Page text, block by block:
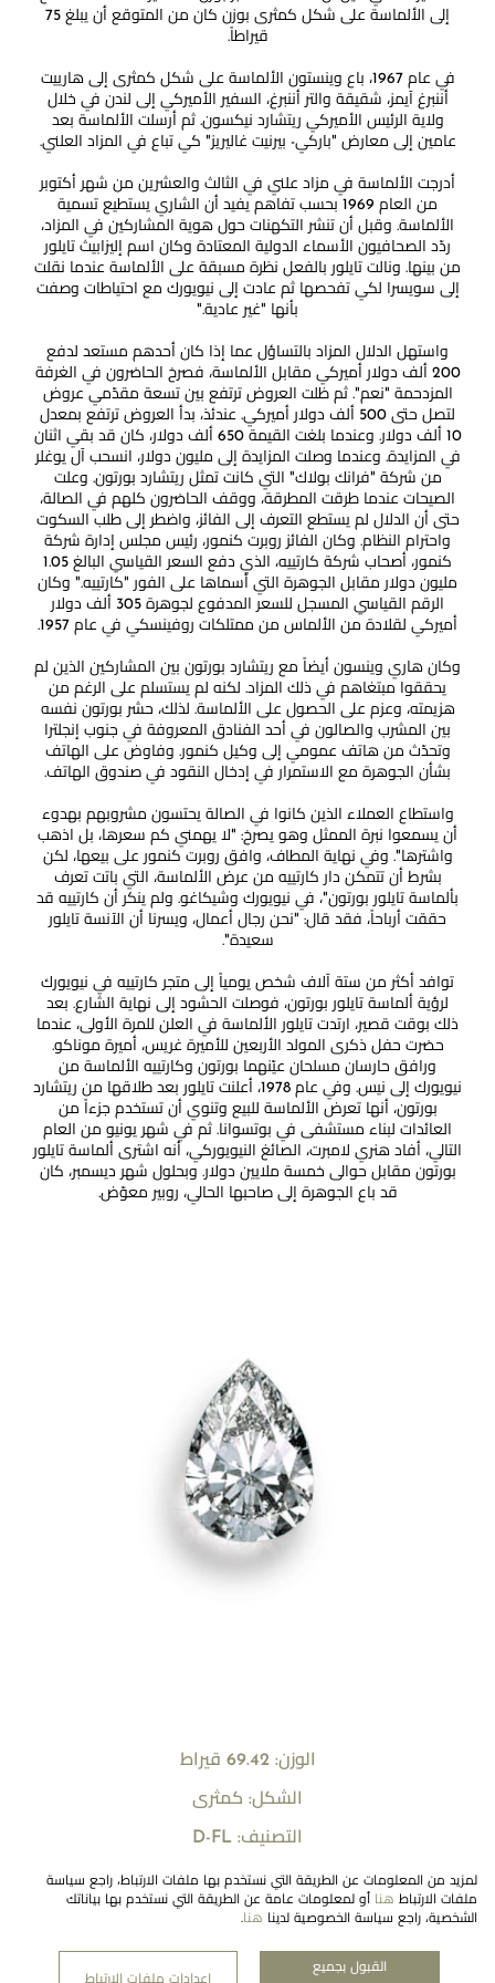
إلى الألماسة على شكل كمثرى بوزن كان من المتوقع أن يبلغ 75
قيراطاً.
في عام 1967، باع وينستون الألماسة على شكل كمثرى إلى هارييت
أننبرغ آيمز، شقيقة والتر أننبرغ، السفير الأميركي إلى لندن في خلال
ولاية الرئيس الأميركي ريتشارد نيكسون. ثم أرسلت الألماسة بعد
عامين إلى معارض "باركي- بيرنيت غاليريز" كي تباع في المزاد العلني.
أدرجت الألماسة في مزاد علني في الثالث والعشرين من شهر أكتوبر
من العام 1969 بحسب تفاهم يفيد أن الشاري يستطيع تسمية
الألماسة. وقبل أن تنشر التكهنات حول هوية المشاركين في المزاد،
ردّد الصحافيون الأسماء الدولية المعتادة وكان اسم إليزابيث تايلور
من بينها. ونالت تايلور بالفعل نظرة مسبقة على الألماسة عندما نقلت
إلى سويسرا لكي تفحصها ثم عادت إلى نيويورك مع احتياطات وصفت
بأنها "غير عادية."
واستهل الدلال المزاد بالتساؤل عما إذا كان أحدهم مستعد لدفع
200 ألف دولار أميركي مقابل الألماسة، فصرخ الحاضرون في الغرفة
المزدحمة "نعم". ثم ظلت العروض ترتفع بين تسعة مقدّمي عروض
لتصل حتى 500 ألف دولار أميركي. عندئذ، بدأ العروض ترتفع بمعدل
10 ألف دولار. وعندما بلغت القيمة 650 ألف دولار، كان قد بقي اثنان
في المزايدة. وعندما وصلت المزايدة إلى مليون دولار، انسحب آل يوغلر
من شركة "فرانك بولاك" التي كانت تمثل ريتشارد بورتون. وعلت
الصيحات عندما طرقت المطرقة، ووقف الحاضرون كلهم في الصالة،
حتى أن الدلال لم يستطع التعرف إلى الفائز، واضطر إلى طلب السكوت
واحترام النظام. وكان الفائز روبرت كنمور، رئيس مجلس إدارة شركة
كنمور، أصحاب شركة كارتييه، الذي دفع السعر القياسي البالغ 1.05
مليون دولار مقابل الجوهرة التي أسماها على الفور "كارتييه." وكان
الرقم القياسي المسجل للسعر المدفوع لجوهرة 305 ألف دولار
أميركي لقلادة من الألماس من ممتلكات روفينسكي في عام 1957.
وكان هاري وينسون أيضاً مع ريتشارد بورتون بين المشاركين الذين لم
يحققوا مبتغاهم في ذلك المزاد. لكنه لم يستسلم على الرغم من
هزيمته، وعزم على الحصول على الألماسة. لذلك، حشر بورتون نفسه
بين المشرب والصالون في أحد الفنادق المعروفة في جنوب إنجلترا
وتحدّث من هاتف عمومي إلى وكيل كنمور. وفاوض على الهاتف
بشأن الجوهرة مع الاستمرار في إدخال النقود في صندوق الهاتف.
واستطاع العملاء الذين كانوا في الصالة يحتسون مشروبهم بهدوء
أن يسمعوا نبرة الممثل وهو يصرخ: "لا يهمني كم سعرها، بل اذهب
واشترها". وفي نهاية المطاف، وافق روبرت كنمور على بيعها، لكن
بشرط أن تتمكن دار كارتييه من عرض الألماسة، التي باتت تعرف
بألماسة تايلور بورتون"، في نيويورك وشيكاغو. ولم ينكر أن كارتييه قد
حققت أرباحاً، فقد قال: "نحن رجال أعمال، ويسرنا أن الآنسة تايلور
سعيدة".
توافد أكثر من ستة آلاف شخص يومياً إلى متجر كارتييه في نيويورك
لرؤية ألماسة تايلور بورتون، فوصلت الحشود إلى نهاية الشارع. بعد
ذلك بوقت قصير، ارتدت تايلور الألماسة في العلن للمرة الأولى، عندما
حضرت حفل ذكرى المولد الأربعين للأميرة غريس، أميرة موناكو.
ورافق حارسان مسلحان عيّنهما بورتون وكارتييه الألماسة من
نيويورك إلى نيس. وفي عام 1978، أعلنت تايلور بعد طلاقها من ريتشارد
بورتون، أنها تعرض الألماسة للبيع وتنوي أن تستخدم جزءاً من
العائدات لبناء مستشفى في بوتسوانا. ثم في شهر يونيو من العام
التالي، أفاد هنري لامبرت، الصائغ النيويوركي، أنه اشترى ألماسة تايلور
بورتون مقابل حوالى خمسة ملايين دولار. وبحلول شهر ديسمبر، كان
قد باع الجوهرة إلى صاحبها الحالي، روبير معوّض.
الوزن: 69.42 قيراط
الشكل: كمثرى
التصنيف: D-FL
النشرة الإخبارية
لمزيد من المعلومات عن الطريقة التي نستخدم بها ملفات الارتباط، راجع سياسة
ملفات الارتباط هنا
أو لمعلومات عامة عن الطريقة التي نستخدم بها بياناتك
الشخصية، راجع سياسة الخصوصية لدينا هنا.
القبول بجميع
إعدادات ملفات الارتباط